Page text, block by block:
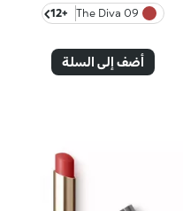
09 The Diva
+12
أضف إلى السلة